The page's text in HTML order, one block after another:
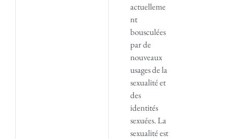
actuelleme
nt
bousculées
par de
nouveaux
usages de la
sexualité et
des
identités
sexuées. La
sexualité est